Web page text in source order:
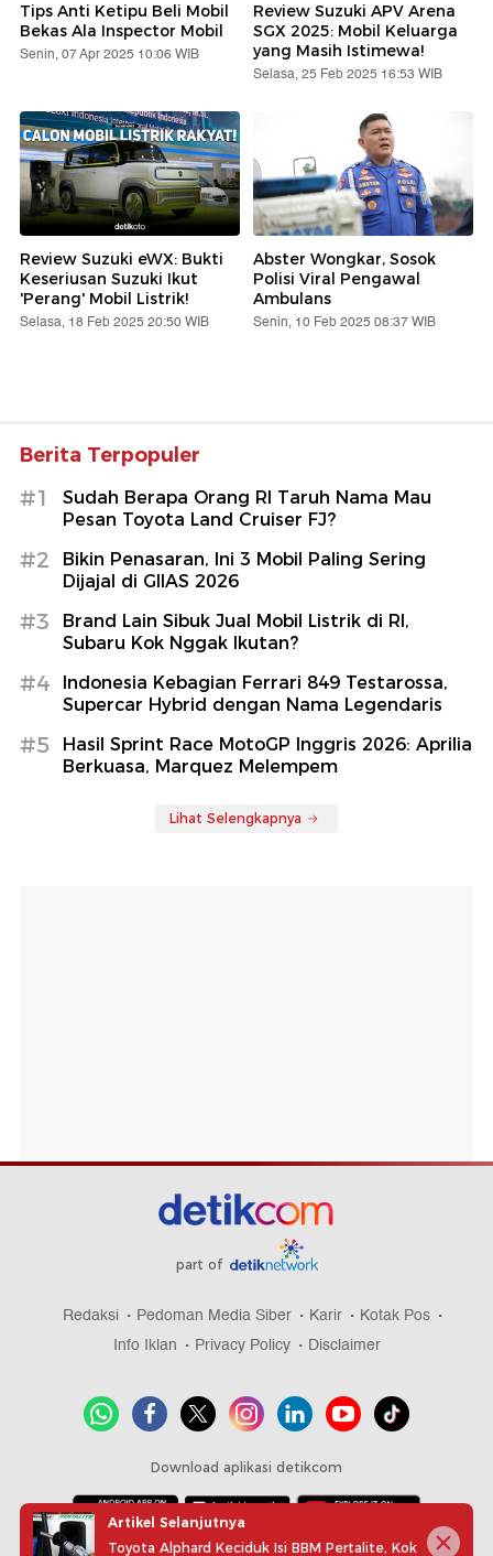
Tips Anti Ketipu Beli Mobil
Bekas Ala Inspector Mobil
Senin, 07 Apr 2025 10:06 WIB
Review Suzuki APV Arena
SGX 2025: Mobil Keluarga
yang Masih Istimewa!
Selasa, 25 Feb 2025 16:53 WIB
Review Suzuki eWX: Bukti
Keseriusan Suzuki Ikut
'Perang' Mobil Listrik!
Selasa, 18 Feb 2025 20:50 WIB
Abster Wongkar, Sosok
Polisi Viral Pengawal
Ambulans
Senin, 10 Feb 2025 08:37 WIB
Berita Terpopuler
#1
Sudah Berapa Orang RI Taruh Nama Mau
Pesan Toyota Land Cruiser FJ?
#2
Bikin Penasaran, Ini 3 Mobil Paling Sering
Dijajal di GIIAS 2026
#3
Brand Lain Sibuk Jual Mobil Listrik di RI,
Subaru Kok Nggak Ikutan?
#4
Indonesia Kebagian Ferrari 849 Testarossa,
Supercar Hybrid dengan Nama Legendaris
#5
Hasil Sprint Race MotoGP Inggris 2026: Aprilia
Berkuasa, Marquez Melempem
Lihat Selengkapnya
part of
Redaksi Pedoman Media Siber Karir
Kotak Pos
Info Iklan
Privacy Policy Disclaimer
Download aplikasi detikcom
Artikel Selanjutnya
Toyota Alphard Keciduk Isi BBM Pertalite, Kok